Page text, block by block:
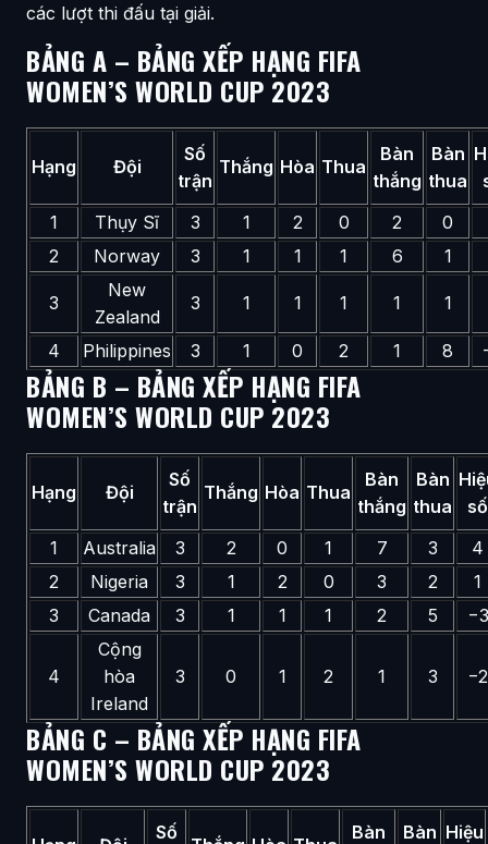
các lượt thi đấu tại giải.
BẢNG A – BẢNG XẾP HẠNG FIFA
WOMEN’S WORLD CUP 2023
Hạng Đội
Số
trận
Thắng Hòa Thua
Bàn
thắng
Bàn
thua
1
Thụy Sĩ 3 1 2 0 2
0
2
Norway 3 1 1 1 6 1
3
New
Zealand
3 1 1 1 1 1
4 Philippines 3 1 0 2 1 8
BẢNG B – BẢNG XẾP HẠNG FIFA
WOMEN’S WORLD CUP 2023
Hạng Đội
Số
trận
Thắng Hòa Thua
Bàn
thắng
Bàn
thua
số
1
Australia 3 2 0 1 7 3
4
2
Nigeria 3 1 2 0 3 2
1
3
Canada 3 1 1 1 2 5 −3
4
Cộng
hòa
Ireland
3 0 1 2 1 3 −2
BẢNG C – BẢNG XẾP HẠNG FIFA
WOMEN’S WORLD CUP 2023
Số Bàn Bàn Hiệu